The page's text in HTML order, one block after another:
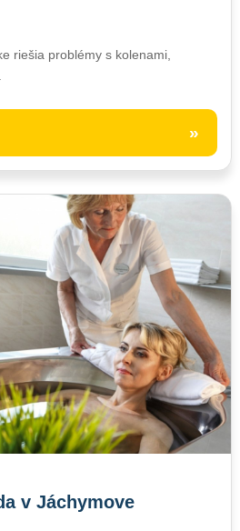
riešia problémy s kolenami,
»
v Jáchymove